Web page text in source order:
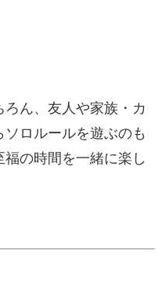
ん、友人や家族・カ
ロルールを遊ぶのも
の時間を一緒に楽し